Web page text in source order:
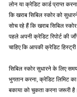
लोन या क्रेडिट कार्ड प्राप्त
कि खराब सिबिल स्कोर को
सोच रहे हैं कि खराब सिबिल
पहले अपनी क्रेडिट रिपोर्ट की
चाहिए कि आपकी क्रेडिट
सिबिल स्कोर सुधारने के लिए
भुगतान करना, क्रेडिट लिमिट
बकाया को चुकता करना जरूरी